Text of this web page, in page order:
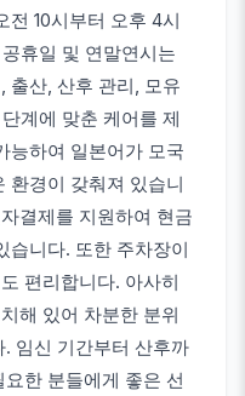
전 10시부터 오후 4시
휴일 및 연말연시는
출산, 산후 관리, 모유
계에 맞춘 케어를 제
능하여 일본어가 모국
환경이 갖춰져 있습니
결제를 지원하여 현금
습니다. 또한 주차장이
편리합니다. 아사히
해 있어 차분한 분위
임신 기간부터 산후까
한 분들에게 좋은 선